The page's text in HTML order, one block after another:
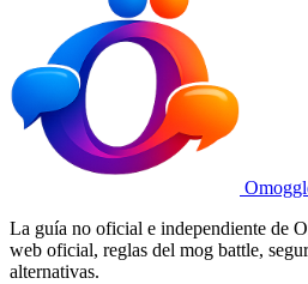
La guía no oficial e independiente de
web oficial, reglas del mog battle,
alternativas.